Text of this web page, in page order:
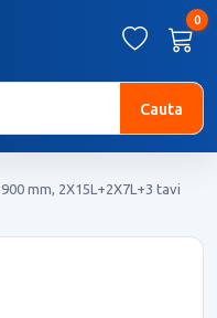
0
Cauta
mm, 2X15L+2X7L+3 tavi